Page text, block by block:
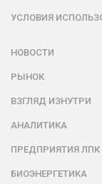
УСЛОВИЯ
НОВОСТИ
РЫНОК
ВЗГЛЯД ИЗНУТРИ
АНАЛИТИКА
ПРЕДПРИЯТИЯ ЛПК
БИОЭНЕРГЕТИКА